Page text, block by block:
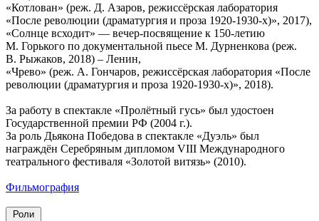
«Котлован» (реж. Д. Азаров, режиссёрская лаборатория
«После революции (драматургия и проза 1920-1930-х)», 2017),
«Солнце всходит» — вечер-посвящение к 150-летию
М. Горького по документальной пьесе М. Дурненкова (реж.
В. Рыжаков, 2018) – Ленин,
«Чрево» (реж. А. Гончаров, режиссёрская лаборатория «После
революции (драматургия и проза 1920-1930-х)», 2018).
За работу в спектакле «Пролётный гусь» был удостоен
Государственной премии РФ (2004 г.).
За роль Дьякона Победова в спектакле «Дуэль» был
награждён Серебряным дипломом VIII Международного
театрального фестиваля «Золотой витязь» (2010).
Фильмография
Роли